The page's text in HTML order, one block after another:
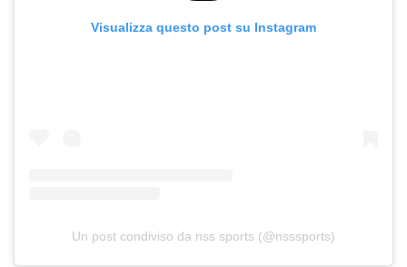
Visualizza questo post su Instagram
Un post condiviso da nss sports (@nsssports)